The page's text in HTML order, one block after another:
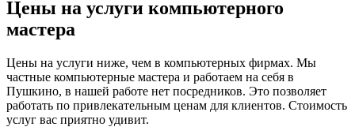
Цены на услуги компьютерного
мастера
Цены на услуги ниже, чем в компьютерных фирмах. Мы
частные компьютерные мастера и работаем на себя в
Пушкино, в нашей работе нет посредников. Это позволяет
работать по привлекательным ценам для клиентов. Стоимость
услуг вас приятно удивит.